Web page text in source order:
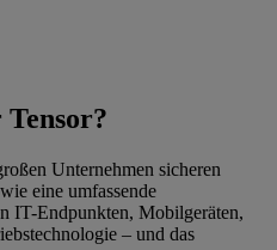
Unternehmen sicheren
eine umfassende
IT-Endpunkten, Mobilgeräten,
– und das